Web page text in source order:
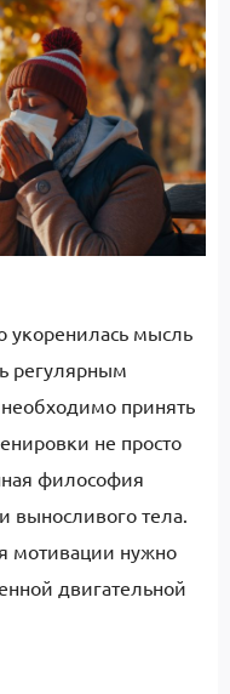
укоренилась мысль
регулярным
принять
не просто
философия
выносливого тела.
мотивации нужно
двигательной